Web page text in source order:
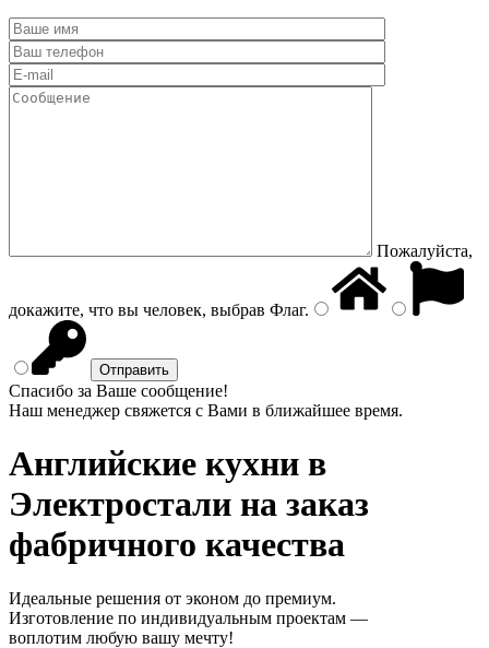
Пожалуйста,
докажите, что вы человек, выбрав Флаг.
Спасибо за Ваше сообщение!
Наш менеджер свяжется с Вами в ближайшее время.
Английские кухни в
Электростали на заказ
фабричного качества
Идеальные решения от эконом до премиум.
Изготовление по индивидуальным проектам —
воплотим любую вашу мечту!